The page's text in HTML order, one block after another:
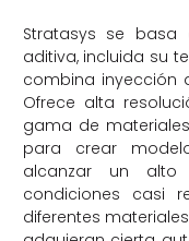
Stratasys se basa
aditiva, incluida su
combina inyección
Ofrece alta
gama de
para crear
alcanzar un
condiciones casi
diferentes